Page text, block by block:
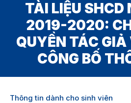
TÀI LIỆU SHCD
2019-2020:
QUYỀN TÁC
CÔNG BỐ
Thông tin dành cho sinh viên